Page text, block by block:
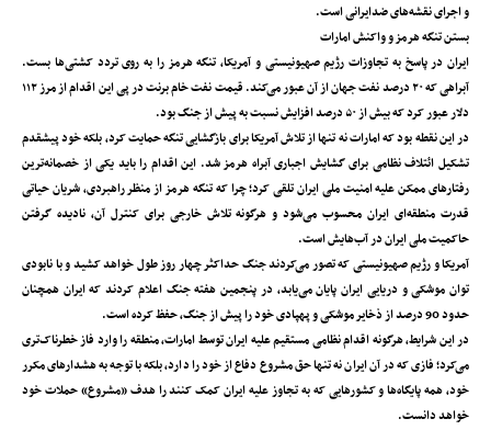
و اجرای نقشه‌های ضدایرانی است.
بستن تنگه هرمز و واکنش امارات
ایران در پاسخ به تجاوزات رژیم صهیونیستی و آمریکا، تنگه هرمز را به روی تردد کشتی‌ها بست.
آبراهی که ۲۰ درصد نفت جهان از آن عبور می‌کند. قیمت نفت خام برنت در پی این اقدام از مرز ۱۱۲
دلار عبور کرد که بیش از ۵۰ درصد افزایش نسبت به پیش از جنگ بود.
در این نقطه بود که امارات نه تنها از تلاش آمریکا برای بازگشایی تنگه حمایت کرد، بلکه خود پیشقدم
تشکیل ائتلاف نظامی برای گشایش اجباری آبراه هرمز شد. این اقدام را باید یکی از خصمانه‌ترین
رفتارهای ممکن علیه امنیت ملی ایران تلقی کرد؛ چرا که تنگه هرمز از منظر راهبردی، شریان حیاتی
قدرت منطقه‌ای ایران محسوب می‌شود و هرگونه تلاش خارجی برای کنترل آن، نادیده گرفتن
حاکمیت ملی ایران در آب‌هایش است.
آمریکا و رژیم صهیونیستی که تصور می‌کردند جنگ حداکثر چهار روز طول خواهد کشید و با نابودی
توان موشکی و دریایی ایران پایان می‌یابد، در پنجمین هفته جنگ اعلام کردند که ایران همچنان
حدود 90 درصد از ذخایر موشکی و پهپادی خود را پیش از جنگ، حفظ کرده است.
در این شرایط، هرگونه اقدام نظامی مستقیم علیه ایران توسط امارات، منطقه را وارد فاز خطرناک‌تری
می‌کرد؛ فازی که در آن ایران نه تنها حق مشروع دفاع از خود را دارد، بلکه با توجه به هشدارهای مکرر
خود، همه پایگاه‌ها و کشورهایی که به تجاوز علیه ایران کمک کنند را هدف «مشروع» حملات خود
خواهد دانست.